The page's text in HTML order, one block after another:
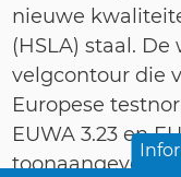
nieuwe
(HSLA) staal.
velgcontour die
Europese
EUWA 3.23 en